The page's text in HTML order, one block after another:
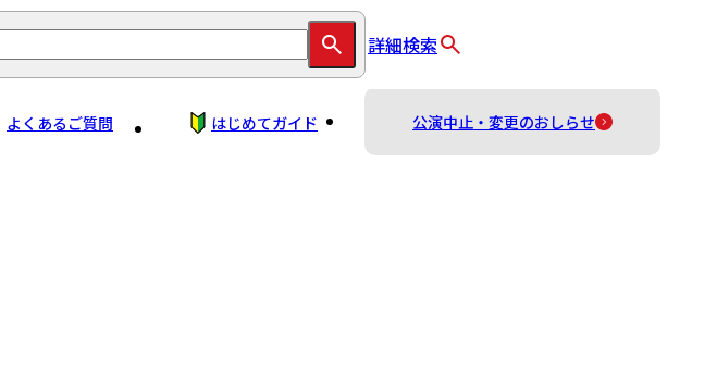
詳細検索
よくあるご質問 はじめてガイド 公演中止・変更のおしらせ